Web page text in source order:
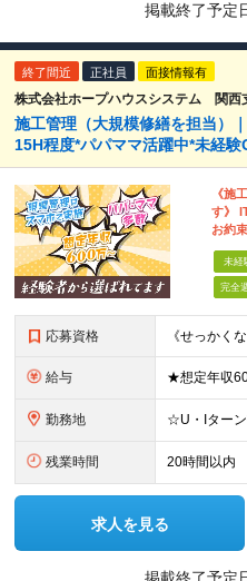
掲載終了予定
終了間近 正社員 面接情報有
株式会社ホープハウスシステム 関西
施工管理（大規模修繕を担当）
15H程度*パパママ活躍中*未経験
《施
す》
お約束
未経
完全
応募資格
給与
勤務地
残業時間 20時間以内
求人を見る